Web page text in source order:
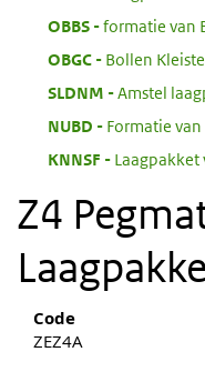
OBBS:
formatie van
OBGC:
Bollen
SLDNM
Amstel
NUBD
Formatie van
KNNSF
Laagpakket
Z4
Code
ZEZ4A